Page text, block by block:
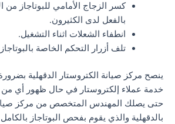
كسر الزجاج الأمامي للبوتاجاز من
بالفعل لدى الكثيرون.
انطفاء الشعلات اثناء التشغيل.
تلف أزرار التحكم الخاصة
ينصح مركز صيانة الكتروستار الدقهلية
خدمة عملاء إلكتروستار في حال ظهور أي من
حتى يصلك المهندس المتخصص من مركز
بالدقهلية والذي يقوم بفحص البوتاجاز